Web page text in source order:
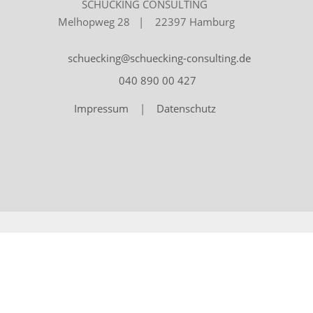
SCHÜCKING CONSULTING
Melhopweg 28 | 22397 Hamburg
schuecking@schuecking-consulting.de
040 890 00 427
Impressum | Datenschutz